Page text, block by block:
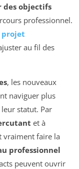
des objectifs
professionnel.
projet
au fil des
, les nouveaux
naviguer plus
statut. Par
et à
vraiment faire la
professionnel
peuvent ouvrir